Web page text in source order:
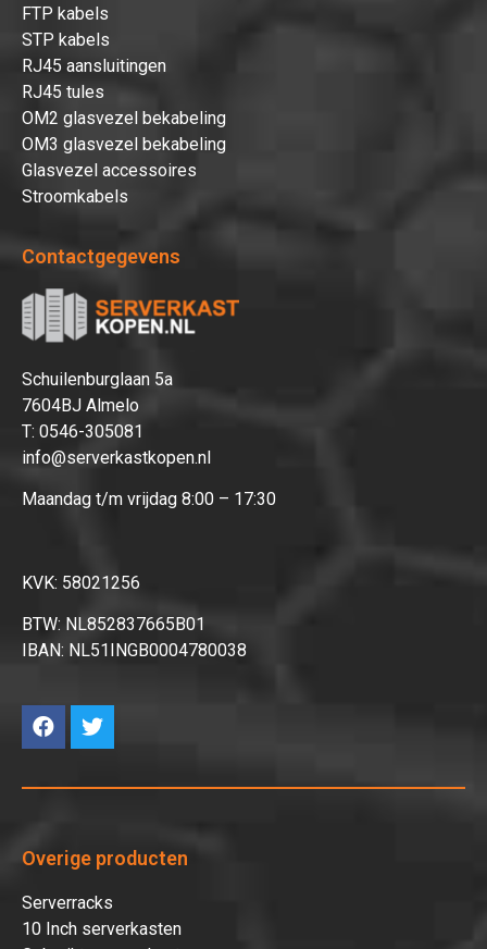
FTP kabels
STP kabels
RJ45 aansluitingen
RJ45 tules
OM2 glasvezel bekabeling
OM3 glasvezel bekabeling
Glasvezel accessoires
Stroomkabels
Contactgegevens
Schuilenburglaan 5a
7604BJ Almelo
T: 0546-305081
info@serverkastkopen.nl
Maandag t/m vrijdag 8:00 – 17:30
KVK: 58021256
BTW: NL852837665B01
IBAN: NL51INGB0004780038
Overige producten
Serverracks
10 Inch serverkasten
Dit product is succesvol toegevoegd
aan uw winkelwagen!
Afrekenen